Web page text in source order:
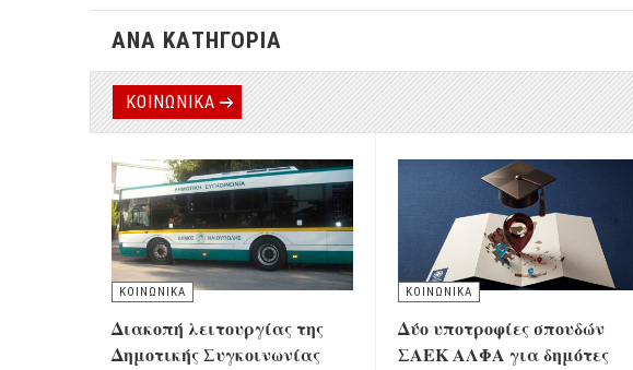
ΑΝΑ ΚΑΤΗΓΟΡΙΑ
ΚΟΙΝΩΝΙΚΑ
ΚΟΙΝΩΝΙΚΑ
Διακοπή λειτουργίας της
Δημοτικής Συγκοινωνίας
ΚΟΙΝΩΝΙΚΑ
Δύο υποτροφίες σπουδών
ΣΑΕΚ ΑΛΦΑ για δημότες